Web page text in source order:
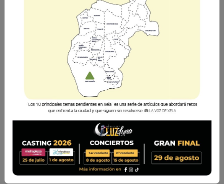
EL COMBATE A LA CORRUPCIÓN, SIGUE
AVANZANDO —PARTE II—
Después de casi 27 meses que Jimmy Morales está
al frente del Gobierno, la población no ve por
ningún lado el trabajo del “equipo” de gobierno, y
los pocos funcionarios que estaban haciendo bien
su labor, están siendo quitados del Gobierno para
Después de casi 27 meses que Jimmy Morales
está al frente del Gobierno, la población no ve
por ningún lado el trabajo del “equipo” de
gobierno, y los pocos funcionarios que estaban
haciendo bien su labor, están siendo quitados
del Gobierno para darle...